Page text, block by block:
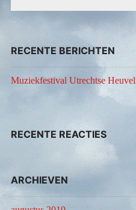
RECENTE BERICHTEN
Muziekfestival Utrechtse
RECENTE REACTIES
ARCHIEVEN